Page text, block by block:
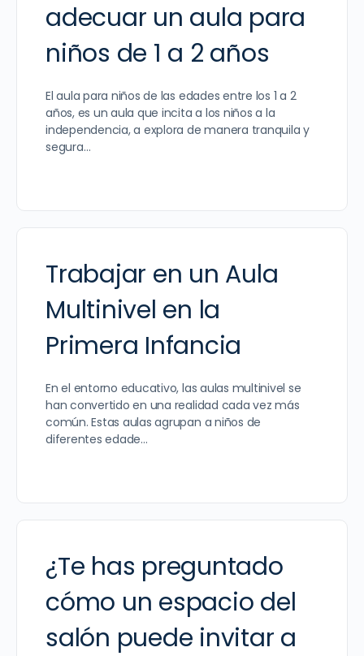
adecuar un aula para
niños de 1 a 2 años
El aula para niños de las edades entre los 1 a 2
años, es un aula que incita a los niños a la
independencia, a explora de manera tranquila y
segura…
Trabajar en un Aula
Multinivel en la
Primera Infancia
En el entorno educativo, las aulas multinivel se
han convertido en una realidad cada vez más
común. Estas aulas agrupan a niños de
diferentes edade…
¿Te has preguntado
cómo un espacio del
salón puede invitar a